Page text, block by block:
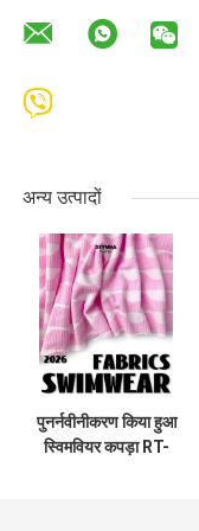
अन्य उत्पादों
पुनर्नवीनीकरण किया हुआ
स्विमवियर कपड़ा RT-